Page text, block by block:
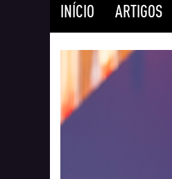
INÍCIO ARTIGOS